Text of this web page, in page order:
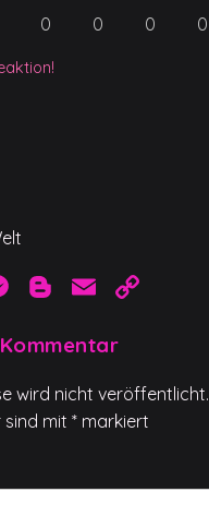
0 0 0 0
M
ss
e
n
er
Bl
g
g
er
E
ai
l
y
Li
k
wird nicht veröffentlicht.
sind mit * markiert